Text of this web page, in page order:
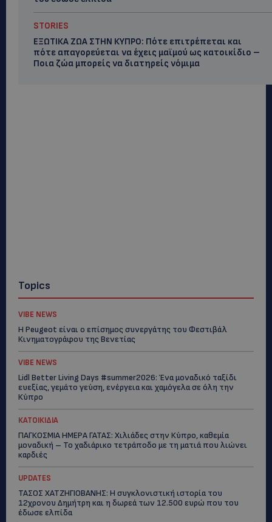
STORIES
ΕΞΩΤΙΚΑ ΖΩΑ ΣΤΗΝ ΚΥΠΡΟ: Πότε επιτρέπεται και
πότε απαγορεύεται να έχεις μαϊμού ως κατοικίδιο –
Ποια ζώα μπορείς να διατηρείς νόμιμα
Topics
VIBE NEWS
Η Peugeot είναι ο επίσημος συνεργάτης του Φεστιβάλ
Κινηματογράφου της Βενετίας
VIBE NEWS
Lidl Better Living Days #summer2026: Ένα μοναδικό ταξίδι
ευεξίας, γεμάτο γεύση, ενέργεια και χαμόγελα σε όλη την
Κύπρο
ΚΑΤΟΙΚΙΔΙΑ
ΠΑΓΚΟΣΜΙΑ ΗΜΕΡΑ ΓΑΤΑΣ: Χιλιάδες στην Κύπρο, καθεμία
μοναδική – Το χαδιάρικο τετράποδο με τη ματιά που λιώνει
καρδιές
UPDATES
ΤΑΣΟΣ ΧΑΤΖΗΓΙΟΒΑΝΗΣ: Η συγκλονιστική ιστορία του
12χρονου Δημήτρη και η δωρεά των 12.500 ευρώ που του
έδωσε ελπίδα